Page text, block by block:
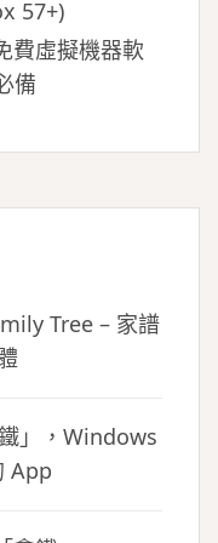
57+)
費虛擬機器軟
備
Tree – 家譜
」，Windows
App